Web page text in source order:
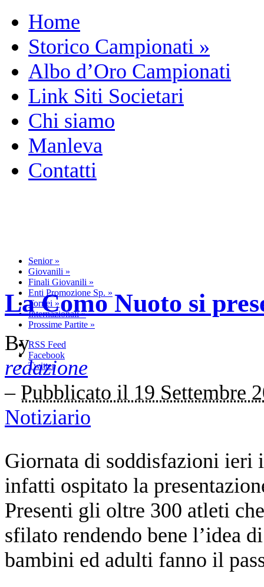
Home
Storico Campionati »
Albo d’Oro Campionati
Link Siti Societari
Chi siamo
Manleva
Contatti
Senior»
Giovanili »
Finali Giovanili »
Enti Promozione Sp. »
Tornei »
Internazionali»
Prossime Partite »
RSS Feed
Facebook
Twitter
La Como Nuoto si
By
redazione
– Pubblicato il 19 Settembre
Notiziario
Giornata di soddisfazioni
infatti ospitato la
Presenti gli oltre 300 atleti
sfilato rendendo bene l’idea
bambini ed adulti fanno il